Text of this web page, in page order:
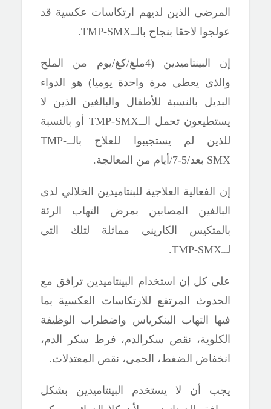
المرضى الذين لديهم ارتكاسات عكسية قد
عولجوا لاحقا بنجاح بالــTMP-SMX.
إن البينتاميدين (4ملغ/كغ/يوم من الملح
والذي يعطي مرة واحدة يوميا) هو الدواء
البديل بالنسبة للأطفال والبالغين الذين لا
يستطيعون تحمل الــTMP-SMX أو بالنسبة
للذين لم يستجيبوا للعلاج بالــTMP-
SMX بعد/5-7/أيام من المعالجة.
إن الفعالية العلاجية للبنتاميدين الخلالي لدى
البالغين المصابين بمرض التهاب الرئة
بالمتكيس الكاريني مماثلة لتلك التي
لــTMP-SMX.
على كل إن استخدام البينتاميدين ترافق مع
الحدوث المرتفع للارتكاسات العكسية بما
فيها التهاب البنكرياس واضطراب الوظيفة
الكلوية، نقص سكرالدم، فرط سكر الدم،
انخفاض الضغط، الحمى، نقص المعتدلات.
يجب أن لا يستخدم البينتاميدين بشكل